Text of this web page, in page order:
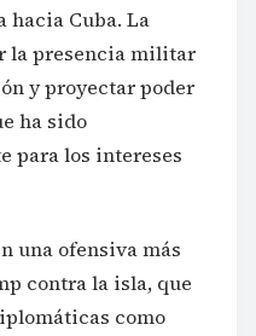
hacia Cuba. La
la presencia militar
y proyectar poder
ha sido
para los intereses
una ofensiva más
contra la isla, que
como